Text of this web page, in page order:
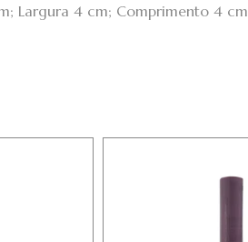
Largura 4 cm; Comprimento 4 cm